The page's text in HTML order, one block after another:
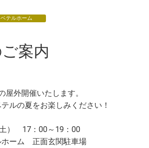
ベテルホーム
案内
屋外開催いたします。
ルの夏をお楽しみください！
） 17：00～19：00
ホーム 正面玄関駐車場